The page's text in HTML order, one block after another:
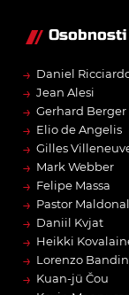
→ Daniel
→ Jean Alesi
→ Gerhard Berger
→ Elio de Angelis
→ Gilles
→ Mark Webber
→ Felipe Massa
→ Pastor
→ Daniil Kvjat
→ Heikki
→ Lorenzo
→ Kuan-jü Čou